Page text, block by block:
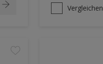
Vergleichen